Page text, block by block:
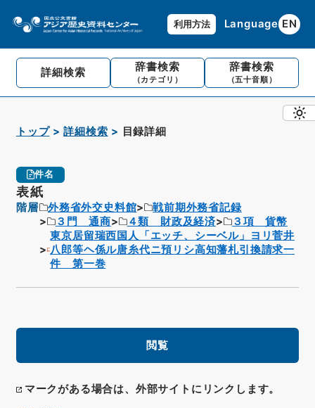
利用方法 Language EN
詳細検索 辞書検索
（カテゴリ）
辞書検索
（五十音順）
トップ 詳細検索 目録詳細
件名
表紙
階層 外務省外交史料館
戦前期外務省記録
３門 通商
４類 財政及経済
３項 貨幣
東京居留瑞西国人「エッチ、シーベル」ヨリ菅井
八郎等ヘ係ル唐糸代ニ預リシ高知藩札引換請求一
件 第一巻
閲覧
マークがある場合は、外部サイトにリンクします。